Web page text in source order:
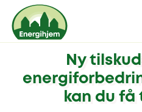
Ny
kan du få